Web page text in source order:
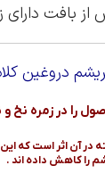
بافت دارای
دروغین
اثر است که
را کاهش داده اند .